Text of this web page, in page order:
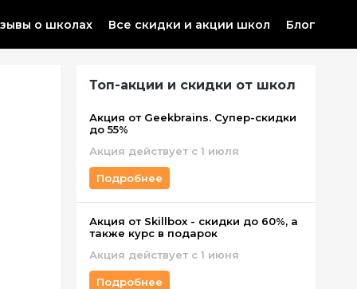
о школах Все скидки и акции школ Блог
Топ-акции и скидки от школ
Акция от Geekbrains. Супер-скидки
до 55%
Акция действует с 1 июля
Подробнее
Акция от Skillbox - скидки до 60%, а
также курс в подарок
Акция действует c 1 июня
Подробнее